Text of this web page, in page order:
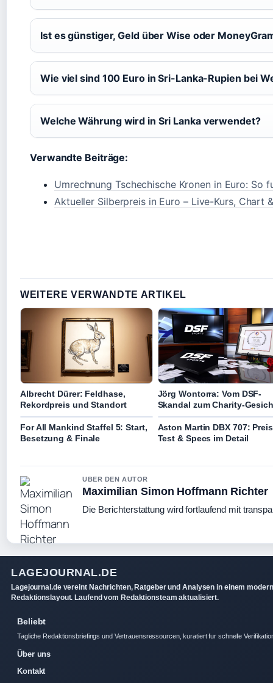
Ist es günstiger, Geld über Wise oder
Wie viel sind 100 Euro in Sri-Lanka-Rupien bei
Welche Währung wird in Sri Lanka verwendet?
Verwandte Beiträge:
Umrechnung Tschechische Kronen in Euro: So
Aktueller Silberpreis in Euro – Live-Kurs, Chart
WEITERE VERWANDTE ARTIKEL
Albrecht Dürer: Feldhase,
Rekordpreis und Standort
Jörg Wontorra: Vom DSF-
Skandal zum Charity-
For All Mankind Staffel 5: Start,
Besetzung & Finale
Aston Martin DBX 707:
Test & Specs im Detail
UBER DEN AUTOR
Maximilian Simon Hoffmann Richter
Die Berichterstattung wird fortlaufend mit
LAGEJOURNAL.DE
Lagejournal.de vereint Nachrichten, Ratgeber und Analysen in einem
Redaktionslayout. Laufend vom Redaktionsteam aktualisiert.
Beliebt
Tagliche Redaktionsbriefings und Vertrauensressourcen, kuratiert fur schnelle
Über uns
Kontakt